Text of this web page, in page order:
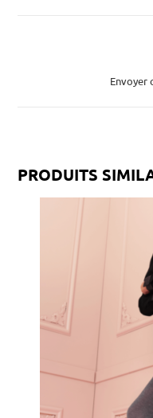
Envoyer
PRODUITS